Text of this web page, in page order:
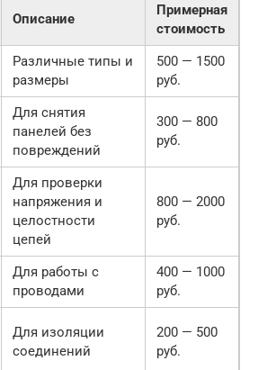
Описание
Примерная
стоимость
Различные типы и
размеры
500 — 1500
руб.
Для снятия
панелей без
повреждений
300 — 800
руб.
Для проверки
напряжения и
целостности
цепей
800 — 2000
руб.
Для работы с
проводами
400 — 1000
руб.
Для изоляции
соединений
200 — 500
руб.